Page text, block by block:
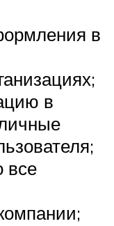
в
в
все